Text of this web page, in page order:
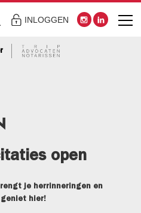
INLOGGEN
open
je herrinneringen en
hier!